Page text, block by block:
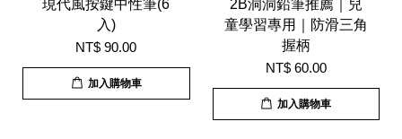
現代風按鍵中性筆(6
入)
NT$ 90.00
加入購物車
2B洞洞鉛筆推薦｜兒
童學習專用｜防滑三角
握柄
NT$ 60.00
加入購物車